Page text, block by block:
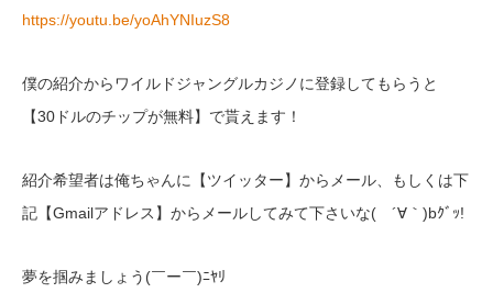
https://youtu.be/yoAhYNIuzS8
僕の紹介からワイルドジャングルカジノに登録してもらうと
【30ドルのチップが無料】で貰えます！
紹介希望者は俺ちゃんに【ツイッター】からメール、もしくは下
記【Gmailアドレス】からメールしてみて下さいな( ´∀｀)bｸﾞｯ!
夢を掴みましょう(￣ー￣)ﾆﾔﾘ